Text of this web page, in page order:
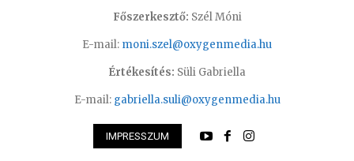
Főszerkesztő: Szél Móni
E-mail: moni.szel@oxygenmedia.hu
Értékesítés: Süli Gabriella
E-mail: gabriella.suli@oxygenmedia.hu
IMPRESSZUM